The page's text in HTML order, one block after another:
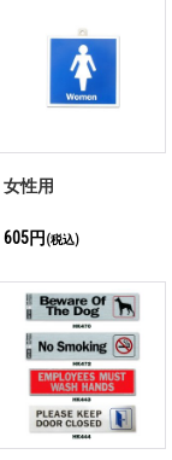
女性用
605円 (税込)